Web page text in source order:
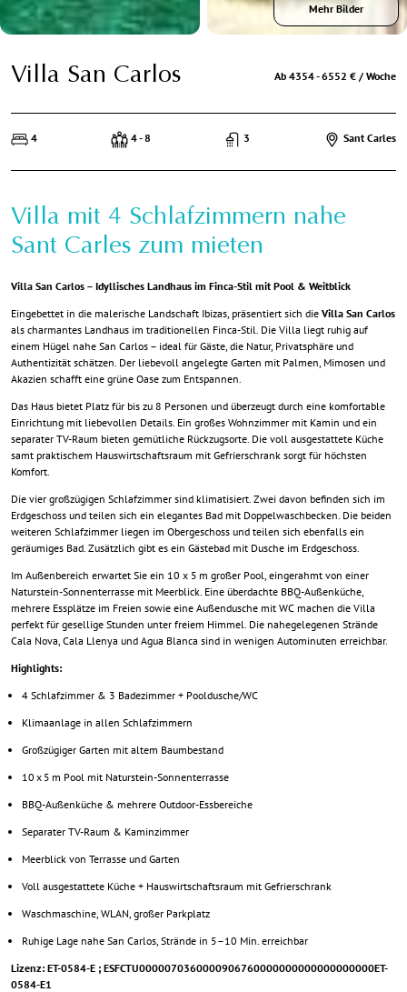
Mehr Bilder
Villa San Carlos
4 4 - 8 3 Sant Carles
Ab 4354 - 6552 € / Woche
Villa mit 4 Schlafzimmern nahe
Sant Carles zum mieten
Villa San Carlos – Idyllisches Landhaus im Finca-Stil mit Pool & Weitblick
Eingebettet in die malerische Landschaft Ibizas, präsentiert sich die Villa San Carlos
als charmantes Landhaus im traditionellen Finca-Stil. Die Villa liegt ruhig auf
einem Hügel nahe San Carlos – ideal für Gäste, die Natur, Privatsphäre und
Authentizität schätzen. Der liebevoll angelegte Garten mit Palmen, Mimosen und
Akazien schafft eine grüne Oase zum Entspannen.
Das Haus bietet Platz für bis zu 8 Personen und überzeugt durch eine komfortable
Einrichtung mit liebevollen Details. Ein großes Wohnzimmer mit Kamin und ein
separater TV-Raum bieten gemütliche Rückzugsorte. Die voll ausgestattete Küche
samt praktischem Hauswirtschaftsraum mit Gefrierschrank sorgt für höchsten
Komfort.
Die vier großzügigen Schlafzimmer sind klimatisiert. Zwei davon befinden sich im
Erdgeschoss und teilen sich ein elegantes Bad mit Doppelwaschbecken. Die beiden
weiteren Schlafzimmer liegen im Obergeschoss und teilen sich ebenfalls ein
geräumiges Bad. Zusätzlich gibt es ein Gästebad mit Dusche im Erdgeschoss.
Im Außenbereich erwartet Sie ein 10 x 5 m großer Pool, eingerahmt von einer
Naturstein-Sonnenterrasse mit Meerblick. Eine überdachte BBQ-Außenküche,
mehrere Essplätze im Freien sowie eine Außendusche mit WC machen die Villa
perfekt für gesellige Stunden unter freiem Himmel. Die nahegelegenen Strände
Cala Nova, Cala Llenya und Agua Blanca sind in wenigen Autominuten erreichbar.
Highlights:
4 Schlafzimmer & 3 Badezimmer + Pooldusche/WC
Klimaanlage in allen Schlafzimmern
Großzügiger Garten mit altem Baumbestand
10 x 5 m Pool mit Naturstein-Sonnenterrasse
BBQ-Außenküche & mehrere Outdoor-Essbereiche
Separater TV-Raum & Kaminzimmer
Meerblick von Terrasse und Garten
Voll ausgestattete Küche + Hauswirtschaftsraum mit Gefrierschrank
Waschmaschine, WLAN, großer Parkplatz
Ruhige Lage nahe San Carlos, Strände in 5–10 Min. erreichbar
Lizenz: ET-0584-E ; ESFCTU0000070360000906760000000000000000000ET-
0584-E1